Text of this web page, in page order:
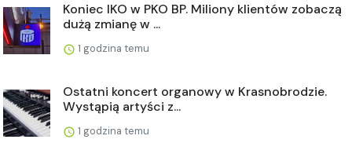
Koniec IKO w PKO BP. Miliony klientów zobaczą
dużą zmianę w ...
1 godzina temu
Ostatni koncert organowy w Krasnobrodzie.
Wystąpią artyści z...
1 godzina temu